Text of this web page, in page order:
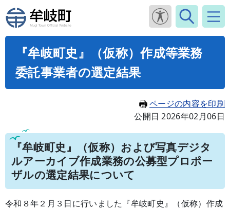
『牟岐町史』（仮称）作成等業務
委託事業者の選定結果
ページの内容を印刷
公開日 2026年02月06日
『牟岐町史』（仮称）および写真デジタ
ルアーカイブ作成業務の公募型プロポー
ザルの選定結果について
令和８年２月３日に行いました『牟岐町史』（仮称）作成